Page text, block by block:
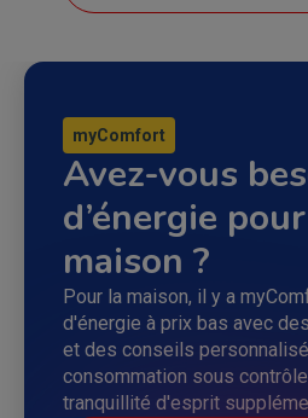
myComfort
Avez-vous
d’énergie
maison ?
Pour la maison, il y a
d'énergie à prix bas avec
et des conseils
consommation sous
tranquillité d'esprit